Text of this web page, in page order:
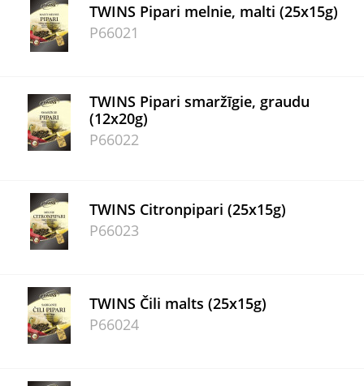
TWINS Pipari melnie, malti (25x15g)
P66021
TWINS Pipari smaržīgie, graudu
(12x20g)
P66022
TWINS Citronpipari (25x15g)
P66023
TWINS Čili malts (25x15g)
P66024